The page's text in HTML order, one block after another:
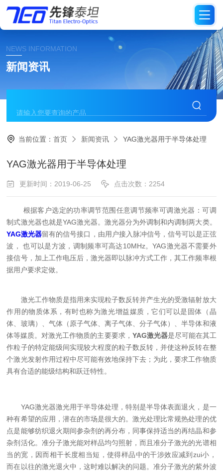
NEWS INFORMATION
新闻资讯
当前位置：首页 新闻资讯 YAG激光器用于半导体处理
YAG激光器用于半导体处理
更新时间：2019-06-25 点击次数：2254
根据客户选定的功率调节范围任意调节频率可调激光器：可调
制式激光器也就是YAG激光器。激光器分为外调制和内调制两大类。
YAG激光器留有的信号接口，由用户接入脉冲信号，信号可以是正弦
波， 也可以是方波，调制频率可高达10MHz。YAG激光器不需要外
接信号，加上工作电压后，激光器即以脉冲方式工作，其工作频率根
据用户要求定做。
激光工作物质是指用来实现粒子数反转并产生光的受激辐射放大
作用的物质体系，有时也称为激光增益媒质，它们可以是固体（晶
体、玻璃）、气体（原子气体、离子气体、分子气体）、半导体和液
体等媒质。对激光工作物质的主要要求， YAG激光器是尽可能在其工
作粒子的特定能级间实现较大程度的粒子数反转，并使这种反转在整
个激光发射作用过程中尽可能有效地保持下去；为此，要求工作物质
具有合适的能级结构和跃迁特性。
YAG激光器激光用于半导体处理，特别是半导体表面退火，是一
种有希望的应用，潜在的市场是很大的。激光处理比常规热处理的优
点是能够纺织退火期间参杂剂的再分布，同事保持适当的再结晶和参
杂剂活化。准分子激光能对样品均匀照射，而且准分子激光的光谱相
当的宽，因而相干长度相当短，使得样品中的干涉效应减到zui小，
而在以往的激光退火中，这时难以解决的问题。准分子激光的紫外波